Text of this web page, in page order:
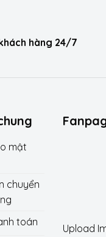
hàng 24/7
mật
chuyển
toán
Upload